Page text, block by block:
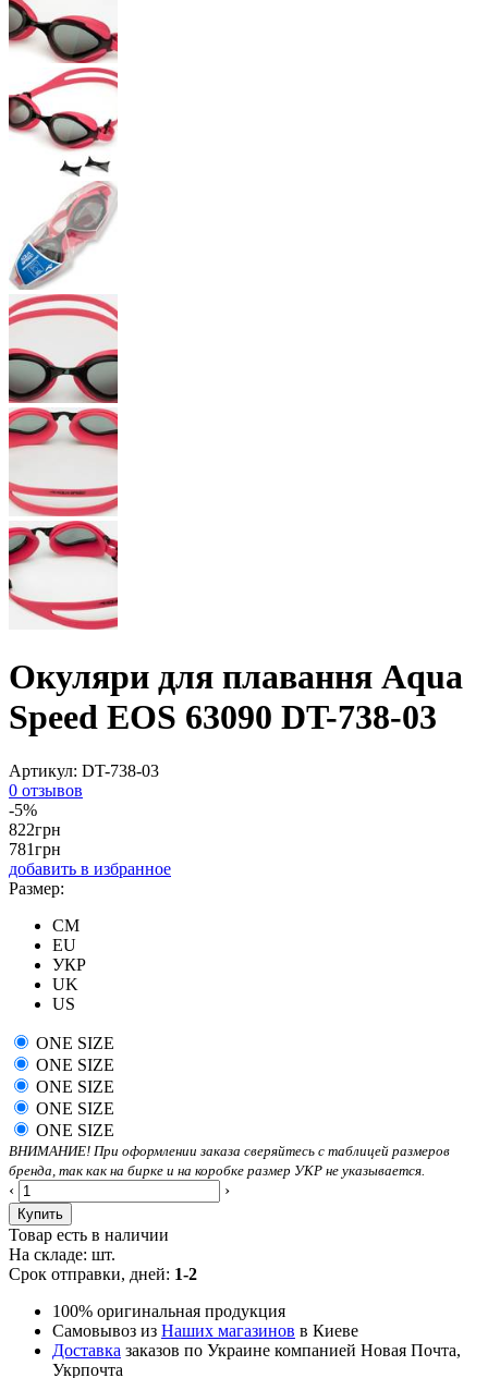
Окуляри для плавання Aqua
Speed EOS 63090 DT-738-03
Артикул: DT-738-03
0 отзывов
-5%
822грн
781грн
добавить в избранное
Размер:
CM
EU
УКР
UK
US
ONE SIZE
ONE SIZE
ONE SIZE
ONE SIZE
ONE SIZE
ВНИМАНИЕ! При оформлении заказа сверяйтесь с таблицей размеров
бренда, так как на бирке и на коробке размер УКР не указывается.
‹ ›
Купить
Товар есть в наличии
На складе: шт.
Срок отправки, дней: 1-2
100% оригинальная продукция
Самовывоз из Наших магазинов в Киеве
Доставка заказов по Украине компанией Новая Почта,
Укрпочта